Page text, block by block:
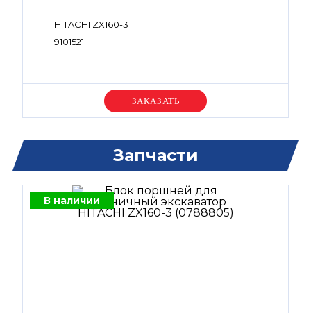
HITACHI ZX160-3
9101521
Уточняйте цену
Запчасти
В наличии